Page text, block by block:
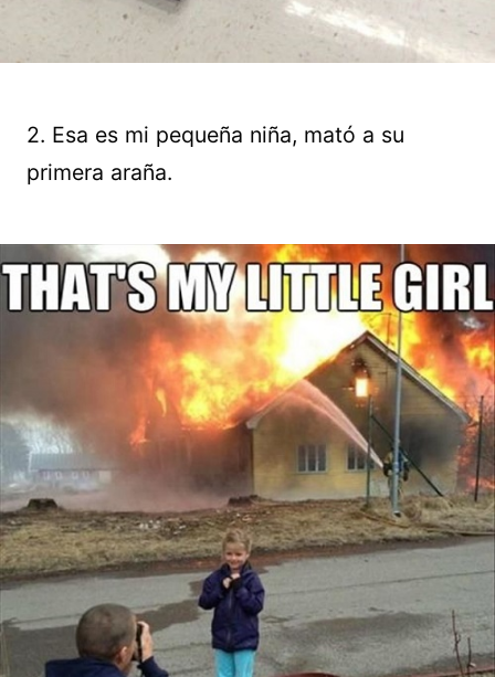
2. Esa es mi pequeña niña, mató a su
primera araña.